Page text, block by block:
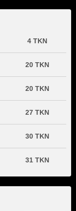
4 TKN
20 TKN
20 TKN
27 TKN
30 TKN
31 TKN